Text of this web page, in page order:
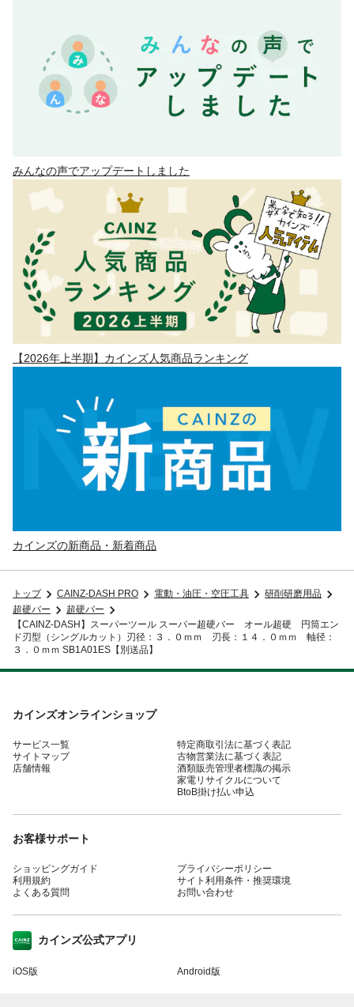
みんなの声でアップデートしました
【2026年上半期】カインズ人気商品ランキング
カインズの新商品・新着商品
トップ CAINZ-DASH PRO 電動・油圧・空圧工具
研削研磨用品
超硬バー
超硬バー
【CAINZ-DASH】スーパーツール スーパー超硬バー オール超硬 円筒エン
ド刃型（シングルカット）刃径：３．０ｍｍ 刃長：１４．０ｍｍ 軸径：
３．０ｍｍ SB1A01ES【別送品】
カインズオンラインショップ
サービス一覧
サイトマップ
店舗情報
特定商取引法に基づく表記
古物営業法に基づく表記
酒類販売管理者標識の掲示
家電リサイクルについて
BtoB掛け払い申込
お客様サポート
ショッピングガイド
利用規約
よくある質問
プライバシーポリシー
サイト利用条件・推奨環境
お問い合わせ
カインズ公式アプリ
iOS版 Android版